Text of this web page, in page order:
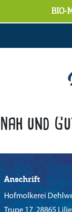
BIO-
Nah und
Anschrift
Hofmolkerei